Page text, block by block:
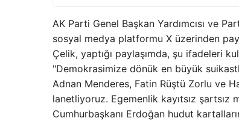
AK Parti Genel Başkan Yardımcısı ve
sosyal medya platformu X üzerinden
Çelik, yaptığı paylaşımda, şu ifadeleri
"Demokrasimize dönük en büyük
Adnan Menderes, Fatin Rüştü Zorlu ve
lanetliyoruz. Egemenlik kayıtsız şartsız
Cumhurbaşkanı Erdoğan hudut